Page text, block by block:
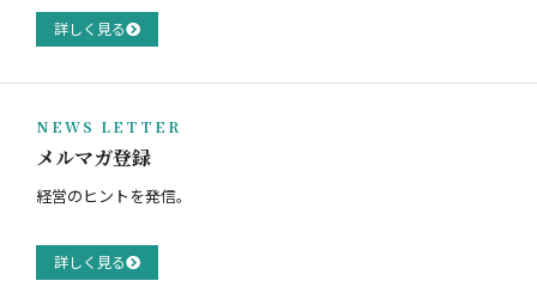
詳しく見る
NEWS LETTER
メルマガ登録
経営のヒントを発信。
詳しく見る